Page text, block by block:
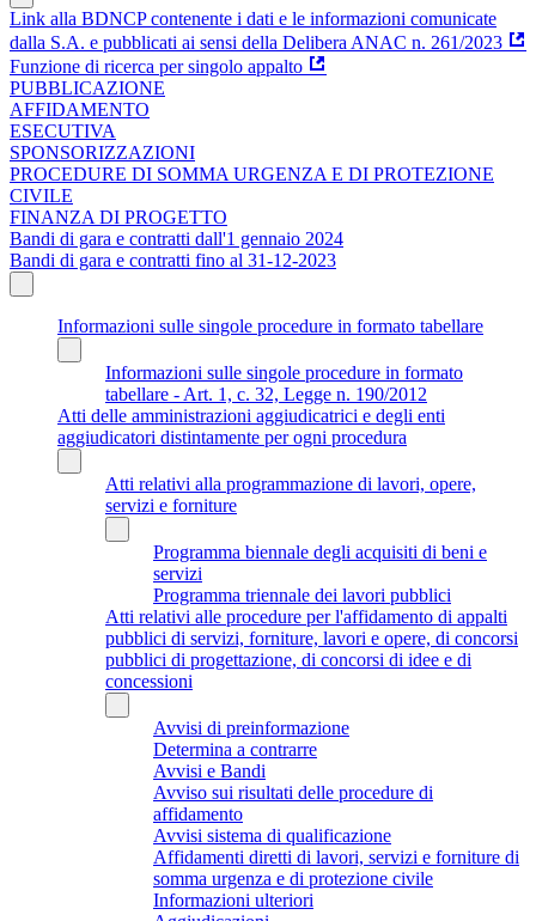
Link alla BDNCP contenente i dati e le informazioni comunicate
dalla S.A. e pubblicati ai sensi della Delibera ANAC n. 261/2023
Funzione di ricerca per singolo appalto
PUBBLICAZIONE
AFFIDAMENTO
ESECUTIVA
SPONSORIZZAZIONI
PROCEDURE DI SOMMA URGENZA E DI PROTEZIONE
CIVILE
FINANZA DI PROGETTO
Bandi di gara e contratti dall'1 gennaio 2024
Bandi di gara e contratti fino al 31-12-2023
Informazioni sulle singole procedure in formato tabellare
Informazioni sulle singole procedure in formato
tabellare - Art. 1, c. 32, Legge n. 190/2012
Atti delle amministrazioni aggiudicatrici e degli enti
aggiudicatori distintamente per ogni procedura
Atti relativi alla programmazione di lavori, opere,
servizi e forniture
Programma biennale degli acquisiti di beni e
servizi
Programma triennale dei lavori pubblici
Atti relativi alle procedure per l'affidamento di appalti
pubblici di servizi, forniture, lavori e opere, di concorsi
pubblici di progettazione, di concorsi di idee e di
concessioni
Avvisi di preinformazione
Determina a contrarre
Avvisi e Bandi
Avviso sui risultati delle procedure di
affidamento
Avvisi sistema di qualificazione
Affidamenti diretti di lavori, servizi e forniture di
somma urgenza e di protezione civile
Informazioni ulteriori